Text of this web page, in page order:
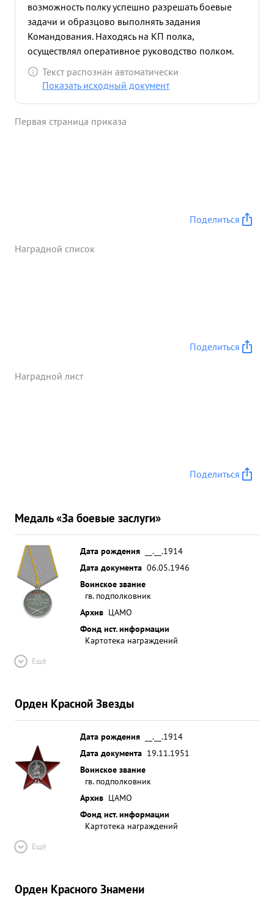
возможность полку успешно разрешать боевые
задачи и образцово выполнять задания
Командования. Находясь на КП полка,
осуществлял оперативное руководство полком.
быстро отдавал четко отработанные приказания.
в бою по овладению опорными пунктами пр-ка -
ра полка и в преследовании пр-ка показал
разгром немцев и мужественные действия умелое
героизм проявленные в боях. ...»
Текст распознан автоматически
Показать исходный документ
Первая страница приказа
Поделиться
Наградной список
Поделиться
Наградной лист
Поделиться
Медаль «За боевые заслуги»
Дата рождения
__.__.1914
Дата документа 06.05.1946
Воинское звание
гв. подполковник
Архив ЦАМО
Фонд ист. информации
Картотека награждений
Ещё
Орден Красной Звезды
Дата рождения
__.__.1914
Дата документа 19.11.1951
Воинское звание
гв. подполковник
Архив ЦАМО
Фонд ист. информации
Картотека награждений
Ещё
Орден Красного Знамени